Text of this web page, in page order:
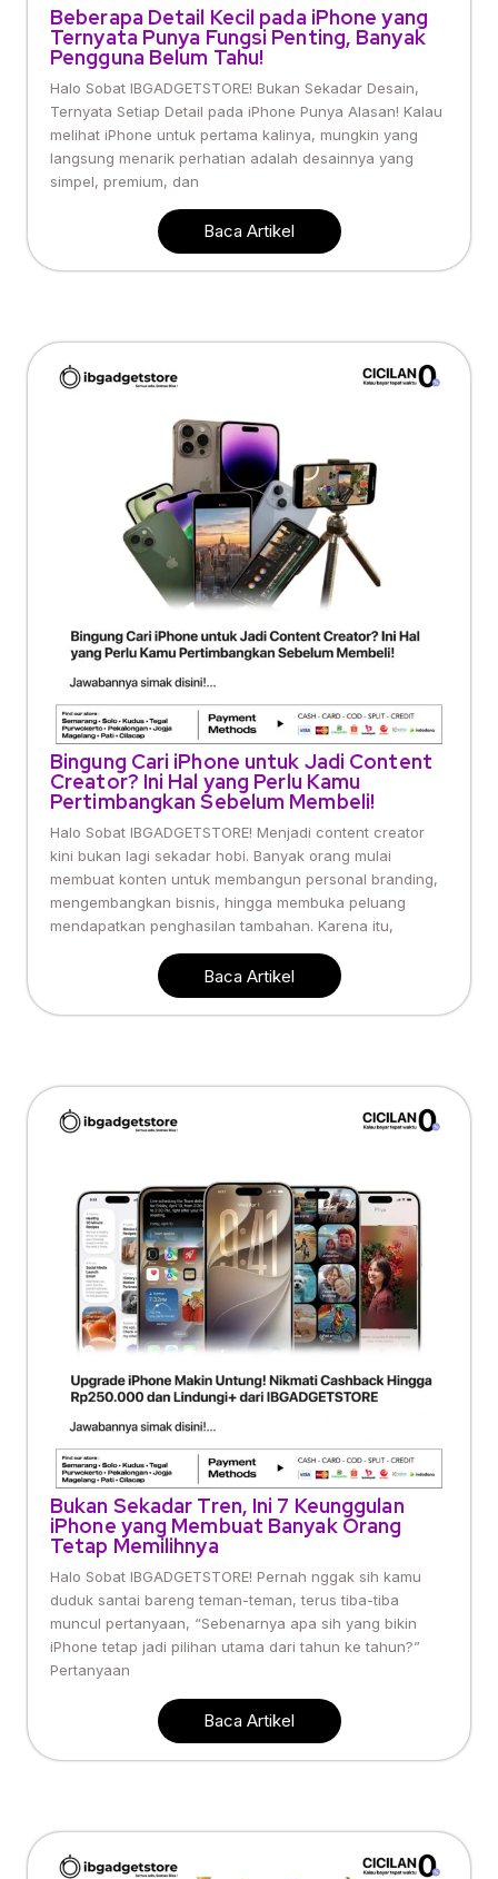
Beberapa Detail Kecil pada iPhone yang
Ternyata Punya Fungsi Penting, Banyak
Pengguna Belum Tahu!
Halo Sobat IBGADGETSTORE! Bukan Sekadar Desain,
Ternyata Setiap Detail pada iPhone Punya Alasan! Kalau
melihat iPhone untuk pertama kalinya, mungkin yang
langsung menarik perhatian adalah desainnya yang
simpel, premium, dan
Baca Artikel
Bingung Cari iPhone untuk Jadi Content
Creator? Ini Hal yang Perlu Kamu
Pertimbangkan Sebelum Membeli!
Halo Sobat IBGADGETSTORE! Menjadi content creator
kini bukan lagi sekadar hobi. Banyak orang mulai
membuat konten untuk membangun personal branding,
mengembangkan bisnis, hingga membuka peluang
mendapatkan penghasilan tambahan. Karena itu,
Baca Artikel
Bukan Sekadar Tren, Ini 7 Keunggulan
iPhone yang Membuat Banyak Orang
Tetap Memilihnya
Halo Sobat IBGADGETSTORE! Pernah nggak sih kamu
duduk santai bareng teman-teman, terus tiba-tiba
muncul pertanyaan, “Sebenarnya apa sih yang bikin
iPhone tetap jadi pilihan utama dari tahun ke tahun?”
Pertanyaan
Baca Artikel